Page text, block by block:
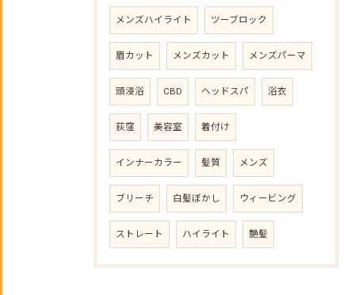
メンズハイライト ツーブロック
眉カット メンズカット メンズパーマ
頭浸浴 CBD ヘッドスパ 浴衣
荻窪 美容室 着付け
インナーカラー 髪質 メンズ
ブリーチ 白髪ぼかし ウィービング
ストレート ハイライト 艶髪